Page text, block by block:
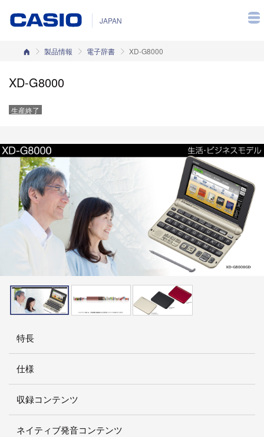
JAPAN
カシオホーム
製品情報 電子辞書 XD-G8000
XD-G8000
生産終了
特長
仕様
収録コンテンツ
ネイティブ発音コンテンツ